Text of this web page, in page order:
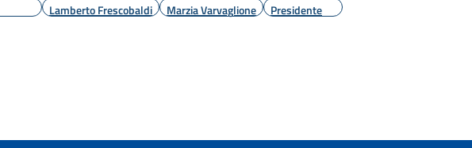
Lamberto Frescobaldi Marzia Varvaglione Presidente